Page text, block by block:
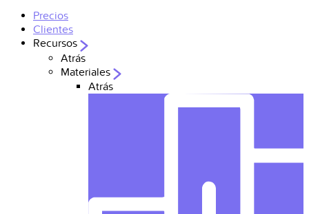
Precios
Clientes
Recursos
Atrás
Materiales
Atrás